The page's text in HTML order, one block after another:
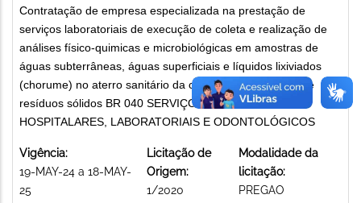
Contratação de empresa especializada na prestação de
serviços laboratoriais de execução de coleta e realização de
análises físico-quimicas e microbiológicas em amostras de
águas subterrâneas, águas superficiais e líquidos lixiviados
(chorume) no aterro sanitário da central de tratamento de
resíduos sólidos BR 040 SERVIÇOS MÉDICOS-
HOSPITALARES, LABORATORIAIS E ODONTOLÓGICOS
Vigência:
19-MAY-24 a 18-MAY-
25
Licitação de
Origem:
1/2020
Modalidade da
licitação:
PREGAO